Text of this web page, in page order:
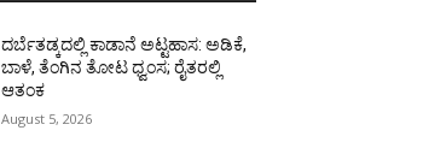
ದರ್ಬೆತಡ್ಕದಲ್ಲಿ ಕಾಡಾನೆ ಅಟ್ಟಹಾಸ: ಅಡಿಕೆ,
ಬಾಳೆ, ತೆಂಗಿನ ತೋಟ ಧ್ವಂಸ; ರೈತರಲ್ಲಿ
ಆತಂಕ
August 5, 2026